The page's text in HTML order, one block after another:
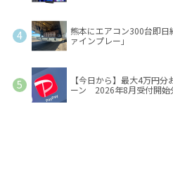
熊本にエアコン300台即日
ァインプレー」
【今日から】最大4万円
ーン 2026年8月受付開始